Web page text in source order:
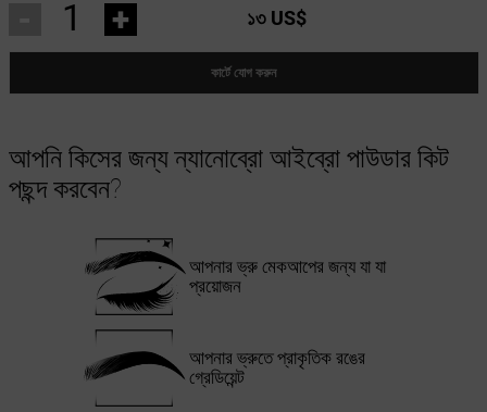
+ ১৩ US$
কার্টে যোগ করুন
আপনি কিসের জন্য ন্যানোব্রো আইব্রো পাউডার কিট
পছন্দ করবেন?
আপনার ভ্রু মেকআপের জন্য যা যা
প্রয়োজন
আপনার ভ্রুতে প্রাকৃতিক রঙের
গ্রেডিয়েন্ট